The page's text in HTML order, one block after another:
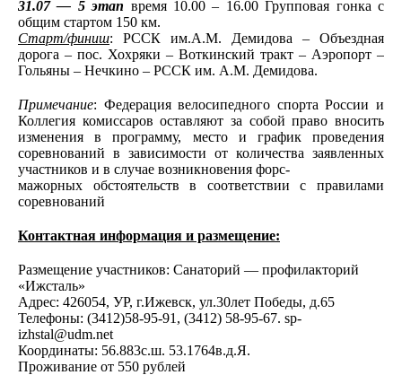
31.07 — 5 этап время 10.00 – 16.00 Групповая гонка с
общим стартом 150 км.
Старт/финиш: РССК им.А.М. Демидова – Объездная
дорога – пос. Хохряки – Воткинский тракт – Аэропорт –
Гольяны – Нечкино – РССК им. А.М. Демидова.
Примечание: Федерация велосипедного спорта России и
Коллегия комиссаров оставляют за собой право вносить
изменения в программу, место и график проведения
соревнований в зависимости от количества заявленных
участников и в случае возникновения форс-
мажорных обстоятельств в соответствии с правилами
соревнований
Контактная информация и размещение:
Размещение участников: Санаторий — профилакторий
«Ижсталь»
Адрес: 426054, УР, г.Ижевск, ул.30лет Победы, д.65
Телефоны: (3412)58-95-91, (3412) 58-95-67. sp-
izhstal@udm.net
Координаты: 56.883с.ш. 53.1764в.д.Я.
Проживание от 550 рублей